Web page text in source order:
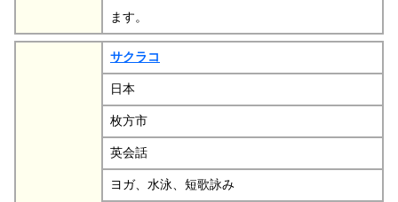
ます。
サクラコ
日本
枚方市
英会話
ヨガ、水泳、短歌詠み